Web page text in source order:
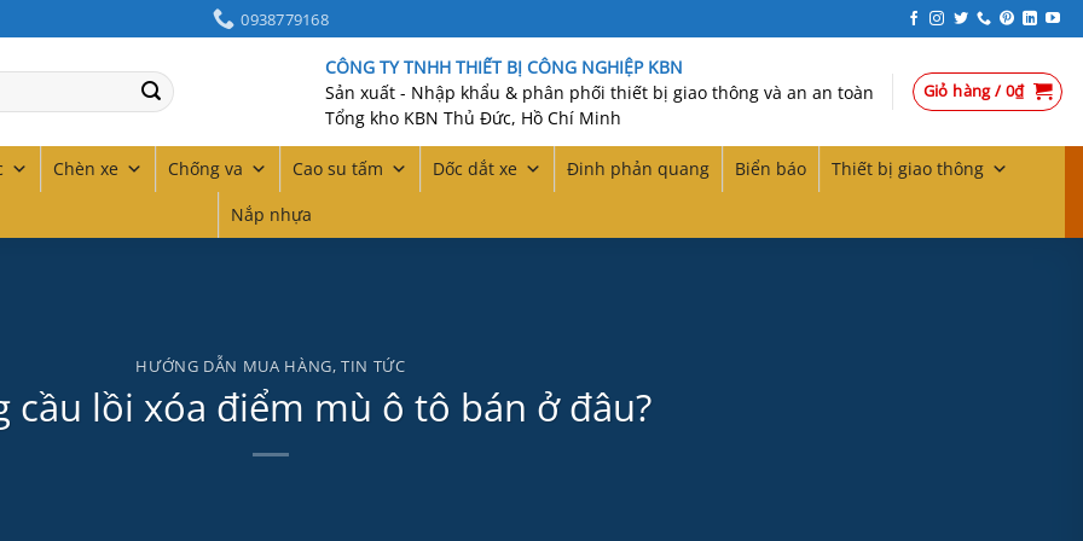
0938779168
CÔNG TY TNHH THIẾT BỊ CÔNG NGHIỆP KBN
Sản xuất - Nhập khẩu & phân phối thiết bị giao thông và an an toàn
Tổng kho KBN Thủ Đức, Hồ Chí Minh
Giỏ hàng /0₫
Chèn xe Chống va Cao su tấm Dốc dắt xe Đinh phản quang Biển báo
Thiết bị giao thông
Nắp nhựa
HƯỚNG DẪN MUA HÀNG,TIN TỨC
cầu lồi xóa điểm mù ô tô bán ở đâu?